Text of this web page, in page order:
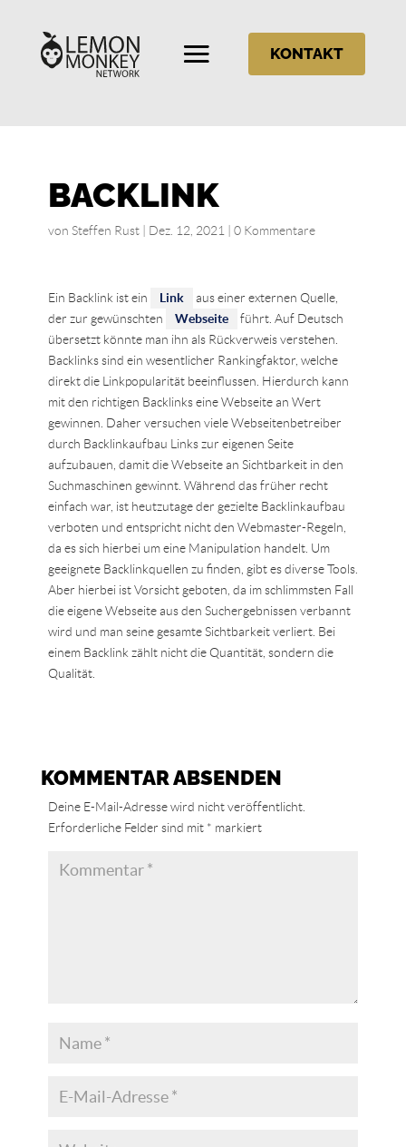
KONTAKT
BACKLINK
von Steffen Rust| Dez. 12, 2021 0 Kommentare
Ein Backlink ist ein Link
aus einer externen Quelle,
der zur gewünschten
Webseite
führt. Auf Deutsch
übersetzt könnte man ihn als Rückverweis verstehen.
Backlinks sind ein wesentlicher Rankingfaktor, welche
direkt die Linkpopularität beeinflussen. Hierdurch kann
mit den richtigen Backlinks eine Webseite an Wert
gewinnen. Daher versuchen viele Webseitenbetreiber
durch Backlinkaufbau Links zur eigenen Seite
aufzubauen, damit die Webseite an Sichtbarkeit in den
Suchmaschinen gewinnt. Während das früher recht
einfach war, ist heutzutage der gezielte Backlinkaufbau
verboten und entspricht nicht den Webmaster-Regeln,
da es sich hierbei um eine Manipulation handelt. Um
geeignete Backlinkquellen zu finden, gibt es diverse Tools.
Aber hierbei ist Vorsicht geboten, da im schlimmsten Fall
die eigene Webseite aus den Suchergebnissen verbannt
wird und man seine gesamte Sichtbarkeit verliert. Bei
einem Backlink zählt nicht die Quantität, sondern die
Qualität.
KOMMENTAR ABSENDEN
Deine E-Mail-Adresse wird nicht veröffentlicht.
Erforderliche Felder sind mit * markiert